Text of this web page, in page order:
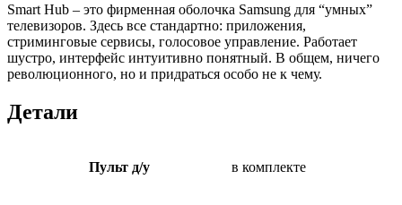
Smart Hub – это фирменная оболочка Samsung для “умных”
телевизоров. Здесь все стандартно: приложения,
стриминговые сервисы, голосовое управление. Работает
шустро, интерфейс интуитивно понятный. В общем, ничего
революционного, но и придраться особо не к чему.
Детали
Пульт д/у в комплекте